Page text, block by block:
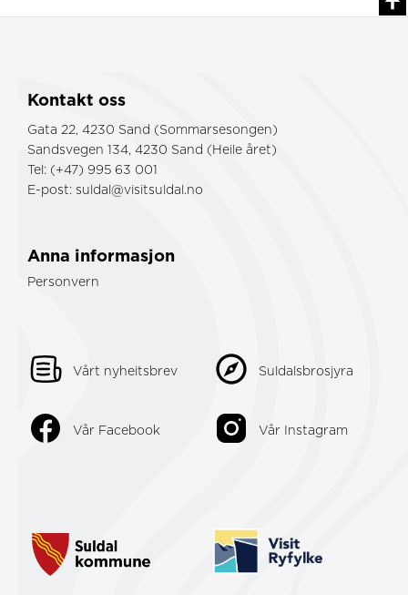
Kontakt oss
Gata 22, 4230 Sand (Sommarsesongen)
Sandsvegen 134, 4230 Sand (Heile året)
Tel: (+47) 995 63 001
E-post: suldal@visitsuldal.no
Anna informasjon
Personvern
Vårt nyheitsbrev Suldalsbrosjyra
Vår Facebook Vår Instagram